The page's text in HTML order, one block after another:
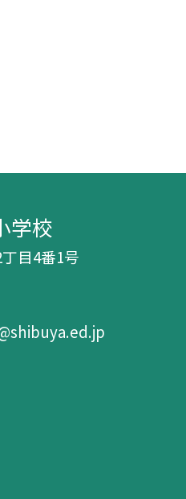
学校
目4番1号